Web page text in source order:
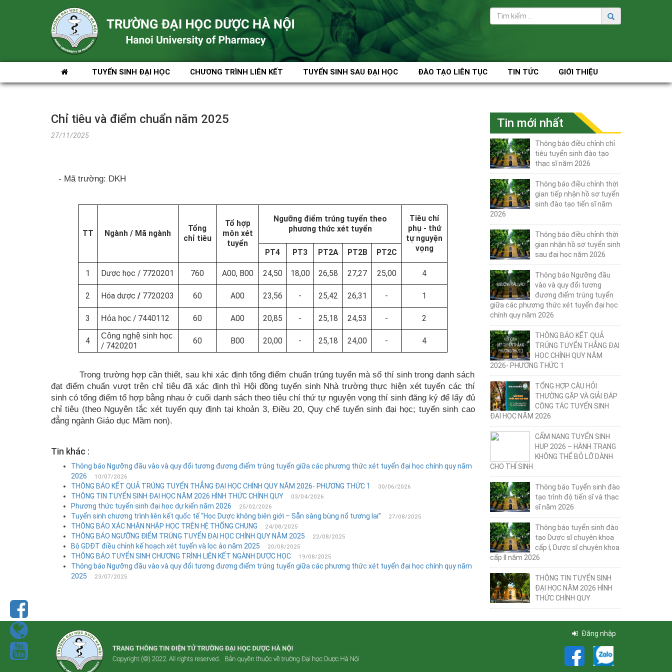
TUYỂN SINH ĐẠI HỌC CHƯƠNG TRÌNH LIÊN KẾT TUYỂN SINH SAU ĐẠI HỌC ĐÀO TẠO LIÊN TỤC TIN TỨC GIỚI THIỆU
Chỉ tiêu và điểm chuẩn năm 2025
27/11/2025
- Mã trường: DKH
TT Ngành / Mã ngành
Tổng
chỉ tiêu
Tổ hợp
môn xét
tuyển
Ngưỡng điểm trúng tuyển theo
phương thức xét tuyển
Tiêu chí
phụ - thứ
tự nguyện
vọng
PT4 PT3 PT2A PT2B PT2C
1 Dược học / 7720201 760 A00, B00 24,50 18,00 26,58 27,27 25,00 4
2 Hóa dược/ 7720203 60 A00 23,56 - 25,42 26,31 - 1
3 Hóa học / 7440112 60 A00 20,85 - 25,18 24,53 - 2
4
Công nghệ sinh học
/ 7420201
60 B00 20,00 - 25,18 24,00 - 4
Trong trường hợp cần thiết, sau khi xác định tổng điểm chuẩn trúng tuyển mà số thí sinh trong danh sách
đạt điểm chuẩn vượt trên chỉ tiêu đã xác định thì Hội đồng tuyển sinh Nhà trường thực hiện xét tuyển các thí
sinh có tổng điểm tổ hợp bằng nhau ở cuối danh sách theo tiêu chí thứ tự nguyện vọng thí sinh đăng kýđể lấy đủ
chỉ tiêu (theo Nguyên tắc xét tuyển quy định tại khoản 3, Điều 20, Quy chế tuyển sinh đại học; tuyển sinh cao
đẳng ngành Giáo dục Mầm non).
Tin khác :
Thông báo Ngưỡng đầu vào và quy đổi tương đương điểm trúng tuyển giữa các phương thức xét tuyển đại học chính quy năm
2026
10/07/2026
THÔNG BÁO KẾT QUẢ TRÚNG TUYỂN THẲNG ĐẠI HỌC CHÍNH QUY NĂM 2026- PHƯƠNG THỨC 1 30/06/2026
THÔNG TIN TUYỂN SINH ĐẠI HỌC NĂM 2026 HÌNH THỨC CHÍNH QUY 03/04/2026
Phương thức tuyển sinh đại học dự kiến năm 2026 25/02/2026
Tuyển sinh chương trình liên kết quốc tế “Học Dược không biên giới – Sẵn sàng bùng nổ tương lai” 27/08/2025
THÔNG BÁO XÁC NHẬN NHẬP HỌC TRÊN HỆ THỐNG CHUNG 24/08/2025
THÔNG BÁO NGƯỠNG ĐIỂM TRÚNG TUYỂN ĐẠI HỌC CHÍNH QUY NĂM 2025 22/08/2025
Bộ GDĐT điều chỉnh kế hoạch xét tuyển và lọc ảo năm 2025 20/08/2025
THÔNG BÁO TUYỂN SINH CHƯƠNG TRÌNH LIÊN KẾT NGÀNH DƯỢC HỌC 19/08/2025
Thông báo Ngưỡng đầu vào và quy đổi tương đương điểm trúng tuyển giữa các phương thức xét tuyển đại học chính quy năm
2025
23/07/2025
Tin mới nhất
Thông báo điều chỉnh chỉ
tiêu tuyển sinh đào tạo
thạc sĩ năm 2026
Thông báo điều chỉnh thời
gian tiếp nhận hồ sơ tuyển
sinh đào tạo tiến sĩ năm
2026
Thông báo điều chỉnh thời
gian nhận hồ sơ tuyển sinh
sau đại học năm 2026
Thông báo Ngưỡng đầu
vào và quy đổi tương
đương điểm trúng tuyển
giữa các phương thức xét tuyển đại học
chính quy năm 2026
THÔNG BÁO KẾT QUẢ
TRÚNG TUYỂN THẲNG ĐẠI
HỌC CHÍNH QUY NĂM
2026- PHƯƠNG THỨC 1
TỔNG HỢP CÂU HỎI
THƯỜNG GẶP VÀ GIẢI ĐÁP
CÔNG TÁC TUYỂN SINH
ĐẠI HỌC NĂM 2026
CẨM NANG TUYỂN SINH
HUP 2026 – HÀNH TRANG
KHÔNG THỂ BỎ LỠ DÀNH
CHO THÍ SINH
Thông báo Tuyển sinh đào
tạo trình độ tiến sĩ và thạc
sĩ năm 2026
Thông báo tuyển sinh đào
tạo Dược sĩ chuyên khoa
cấp I, Dược sĩ chuyên khoa
cấp II năm 2026
THÔNG TIN TUYỂN SINH
ĐẠI HỌC NĂM 2026 HÌNH
THỨC CHÍNH QUY
Đăng nhập